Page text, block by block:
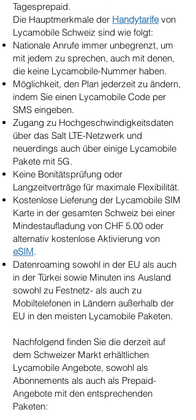
Tagesprepaid.
Die Hauptmerkmale der Handytarifevon
Lycamobile Schweiz sind wie folgt:
Nationale Anrufe immer unbegrenzt, um
mit jedem zu sprechen, auch mit denen,
die keine Lycamobile-Nummer haben.
Möglichkeit, den Plan jederzeit zu ändern,
indem Sie einen Lycamobile Code per
SMS eingeben.
Zugang zu Hochgeschwindigkeitsdaten
über das Salt LTE-Netzwerk und
neuerdings auch über einige Lycamobile
Pakete mit 5G.
Keine Bonitätsprüfung oder
Langzeitverträge für maximale Flexibilität.
Kostenlose Lieferung der Lycamobile SIM
Karte in der gesamten Schweiz bei einer
Mindestaufladung von CHF 5.00 oder
alternativ kostenlose Aktivierung von
eSIM.
Datenroaming sowohl in der EU als auch
in der Türkei sowie Minuten ins Ausland
sowohl zu Festnetz- als auch zu
Mobiltelefonen in Ländern außerhalb der
EU in den meisten Lycamobile Paketen.
Nachfolgend finden Sie die derzeit auf
dem Schweizer Markt erhältlichen
Lycamobile Angebote, sowohl als
Abonnements als auch als Prepaid-
Angebote mit den entsprechenden
Paketen: